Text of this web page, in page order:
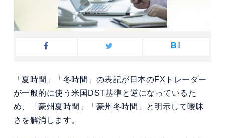
B!
「夏時間」「冬時間」の表記が日本のFXトレーダー
が一般的に使う米国DST基準と逆になっているた
め、「豪州夏時間」「豪州冬時間」と明示して曖昧
さを解消します。